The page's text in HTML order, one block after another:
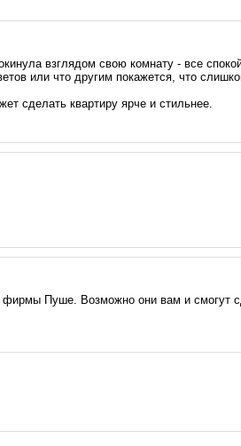
взглядом свою комнату - все
или что другим покажется, что
сделать квартиру ярче и стильнее.
Пуше. Возможно они вам и смогут